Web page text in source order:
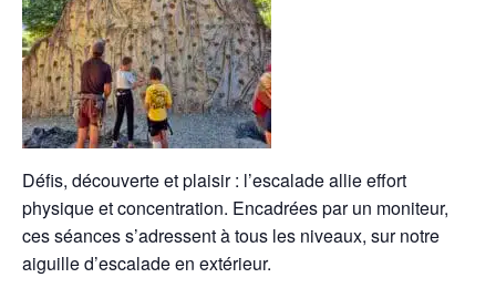
Défis, découverte et plaisir : l’escalade allie effort
physique et concentration. Encadrées par un moniteur,
ces séances s’adressent à tous les niveaux, sur notre
aiguille d’escalade en extérieur.